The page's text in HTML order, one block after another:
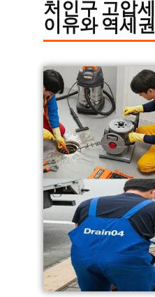
처인구 고압
이유와 역세